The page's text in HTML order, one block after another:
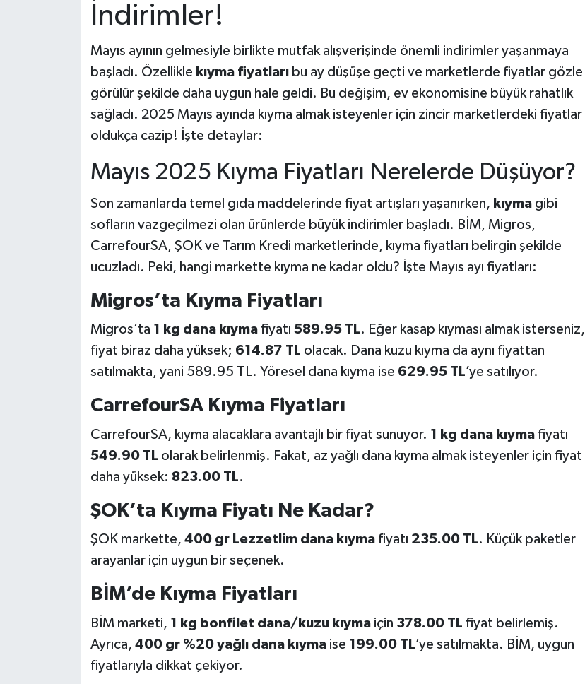
İndirimler!
Mayıs ayının gelmesiyle birlikte mutfak alışverişinde önemli indirimler yaşanmaya
başladı. Özellikle kıyma fiyatlarıbu ay düşüşe geçti ve marketlerde fiyatlar gözle
görülür şekilde daha uygun hale geldi. Bu değişim, ev ekonomisine büyük rahatlık
sağladı. 2025 Mayıs ayında kıyma almak isteyenler için zincir marketlerdeki fiyatlar
oldukça cazip! İşte detaylar:
Mayıs 2025 Kıyma Fiyatları Nerelerde Düşüyor?
Son zamanlarda temel gıda maddelerinde fiyat artışları yaşanırken, kıymagibi
sofların vazgeçilmezi olan ürünlerde büyük indirimler başladı. BİM, Migros,
CarrefourSA, ŞOK ve Tarım Kredi marketlerinde, kıyma fiyatları belirgin şekilde
ucuzladı. Peki, hangi markette kıyma ne kadar oldu? İşte Mayıs ayı fiyatları:
Migros’ta Kıyma Fiyatları
Migros’ta 1 kg dana kıymafiyatı 589.95 TL. Eğer kasap kıyması almak isterseniz,
fiyat biraz daha yüksek; 614.87 TL olacak. Dana kuzu kıyma da aynı fiyattan
satılmakta, yani 589.95 TL. Yöresel dana kıyma ise 629.95 TL’ye satılıyor.
CarrefourSA Kıyma Fiyatları
CarrefourSA, kıyma alacaklara avantajlı bir fiyat sunuyor. 1 kg dana kıymafiyatı
549.90 TL olarak belirlenmiş. Fakat, az yağlı dana kıyma almak isteyenler için fiyat
daha yüksek: 823.00 TL.
ŞOK’ta Kıyma Fiyatı Ne Kadar?
ŞOK markette, 400 gr Lezzetlim dana kıymafiyatı 235.00 TL. Küçük paketler
arayanlar için uygun bir seçenek.
BİM’de Kıyma Fiyatları
BİM marketi, 1 kg bonfilet dana/kuzu kıymaiçin 378.00 TL fiyat belirlemiş.
Ayrıca, 400 gr %20 yağlı dana kıymaise 199.00 TL’ye satılmakta. BİM, uygun
fiyatlarıyla dikkat çekiyor.